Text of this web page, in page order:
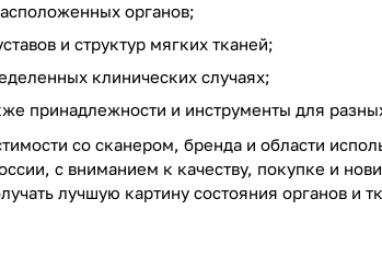
органов;
и структур мягких тканей;
клинических случаях;
принадлежности и инструменты для
со сканером, бренда и области
с вниманием к качеству, покупке и
лучшую картину состояния органов и